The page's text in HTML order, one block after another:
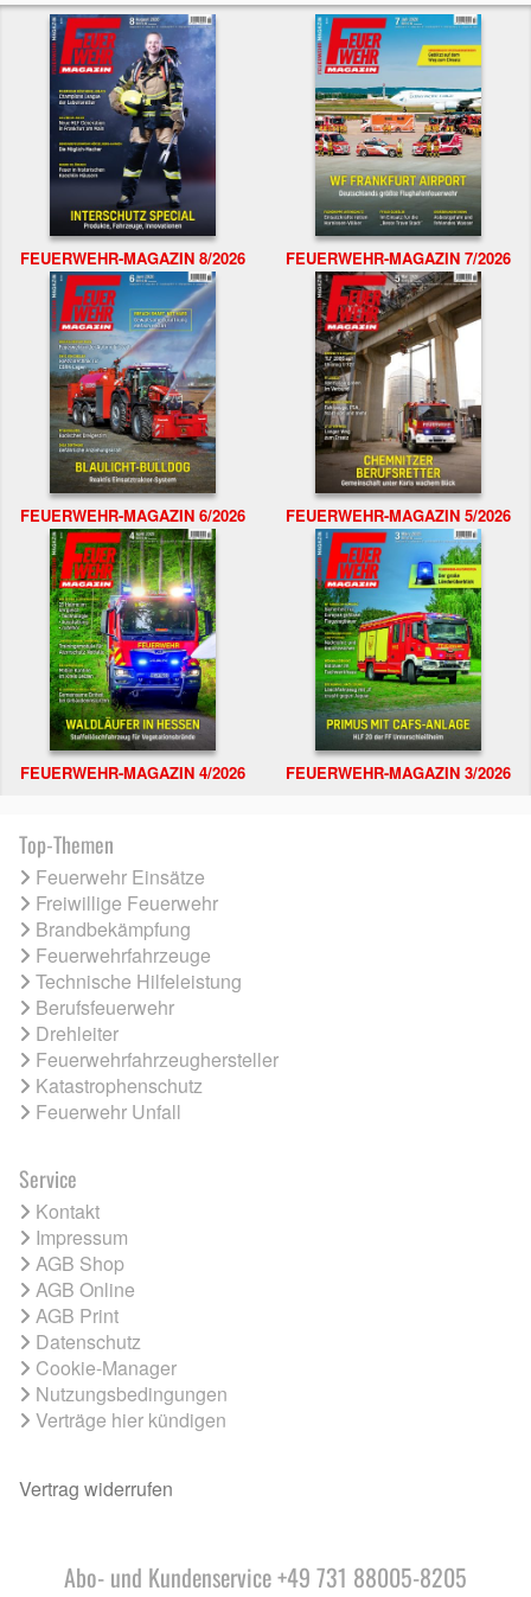
FEUERWEHR-MAGAZIN 8/2026 FEUERWEHR-MAGAZIN 7/2026
FEUERWEHR-MAGAZIN 6/2026 FEUERWEHR-MAGAZIN 5/2026
FEUERWEHR-MAGAZIN 4/2026 FEUERWEHR-MAGAZIN 3/2026
Top-Themen
Feuerwehr Einsätze
Freiwillige Feuerwehr
Brandbekämpfung
Feuerwehrfahrzeuge
Technische Hilfeleistung
Berufsfeuerwehr
Drehleiter
Feuerwehrfahrzeughersteller
Katastrophenschutz
Feuerwehr Unfall
Service
Kontakt
Impressum
AGB Shop
AGB Online
AGB Print
Datenschutz
Cookie-Manager
Nutzungsbedingungen
Verträge hier kündigen
Vertrag widerrufen
Abo- und Kundenservice +49 731 88005-8205